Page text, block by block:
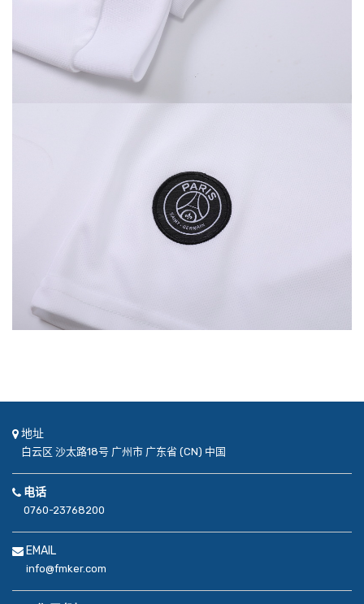
地址
白云区 沙太路18号 广州市 广东省 (CN) 中国
电话
0760-23768200
EMAIL
info@fmker.com